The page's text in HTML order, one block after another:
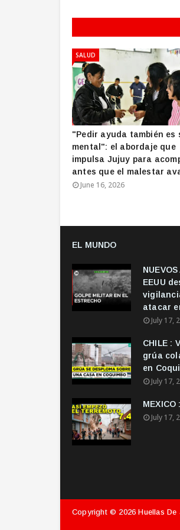
SALUD
"Pedir ayuda también es
mental": el abordaje que
impulsa Jujuy para
antes que el malestar
June 16, 2026
EL MUNDO
NUEVOS
EEUU
atacar
July 17,
CHILE :
grúa
en
July 17,
MEXICO
July 17,
Copyright © 2026Huellas De